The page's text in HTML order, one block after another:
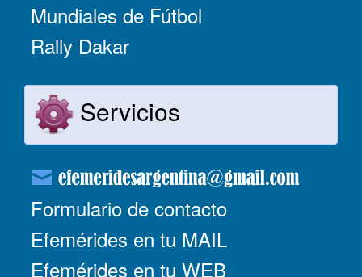
Mundiales de Fútbol
Rally Dakar
Servicios
Formulario de contacto
Efemérides en tu MAIL
Efemérides en tu WEB